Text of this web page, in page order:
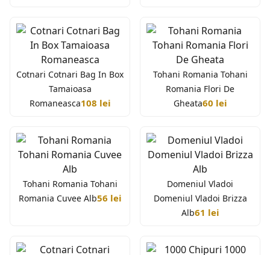
Cotnari Cotnari Bag In Box
Tamaioasa
Romaneasca108 lei
Tohani Romania Tohani
Romania Flori De
Gheata60 lei
Tohani Romania Tohani
Romania Cuvee Alb56 lei
Domeniul Vladoi
Domeniul Vladoi Brizza
Alb61 lei